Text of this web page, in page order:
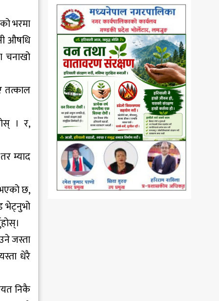
भरमा
औषधि
चनाखो
तत्काल
। र,
म्याद
छ,
भेट्नुभो
जस्ता
धेरै
निकै